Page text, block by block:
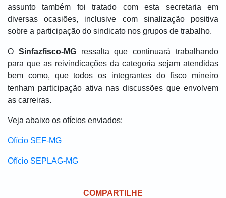
assunto também foi tratado com esta secretaria em
diversas ocasiões, inclusive com sinalização positiva
sobre a participação do sindicato nos grupos de trabalho.
O Sinfazfisco-MGressalta que continuará trabalhando
para que as reivindicações da categoria sejam atendidas
bem como, que todos os integrantes do fisco mineiro
tenham participação ativa nas discussões que envolvem
as carreiras.
Veja abaixo os ofícios enviados:
Ofício SEF-MG
Ofício SEPLAG-MG
COMPARTILHE